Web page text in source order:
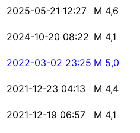
2025-05-21 12:27 M 4,6
2024-10-20 08:22 M 4,1
2022-03-02 23:25 M 5,0
2021-12-23 04:13 M 4,4
2021-12-19 06:57 M 4,1